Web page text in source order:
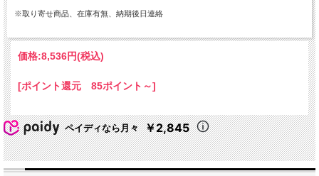
※取り寄せ商品、在庫有無、納期後日連絡
価格:8,536円(税込)
[ポイント還元 85ポイント～]
ペイディなら月々 ￥2,845